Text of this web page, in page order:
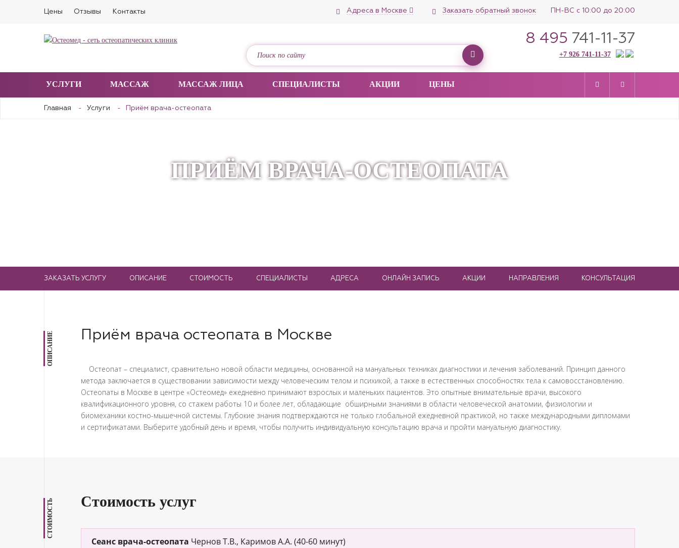
Цены Отзывы Контакты Адреса в Москве Заказать обратный звонок ПН-ВС с 10:00 до 20:00
8 495 741-11-37
+7 926 741-11-37
УСЛУГИ МАССАЖ МАССАЖ ЛИЦА СПЕЦИАЛИСТЫ АКЦИИ ЦЕНЫ
Главная Услуги Приём врача-остеопата
ПРИЁМ ВРАЧА-ОСТЕОПАТА
ЗАКАЗАТЬ УСЛУГУ ОПИСАНИЕ СТОИМОСТЬ СПЕЦИАЛИСТЫ АДРЕСА ОНЛАЙН ЗАПИСЬ АКЦИИ НАПРАВЛЕНИЯ КОНСУЛЬТАЦИЯ
ОПИСАНИЕ Приём врача остеопата в Москве
Остеопат – специалист, сравнительно новой области медицины, основанной на мануальных техниках диагностики и лечения заболеваний. Принцип данного
метода заключается в существовании зависимости между человеческим телом и психикой, а также в естественных способностях тела к самовосстановлению.
Остеопаты в Москве в центре «Остеомед» ежедневно принимают взрослых и маленьких пациентов. Это опытные внимательные врачи, высокого
квалификационного уровня, со стажем работы 10 и более лет, обладающие обширными знаниями в области человеческой анатомии, физиологии и
биомеханики костно-мышечной системы. Глубокие знания подтверждаются не только глобальной ежедневной практикой, но также международными дипломами
и сертификатами. Выберите удобный день и время, чтобы получить индивидуальную консультацию врача и пройти мануальную диагностику.
СТОИМОСТЬ Стоимость услуг
Сеанс врача-остеопата Чернов Т.В., Каримов А.А. (40-60 минут)